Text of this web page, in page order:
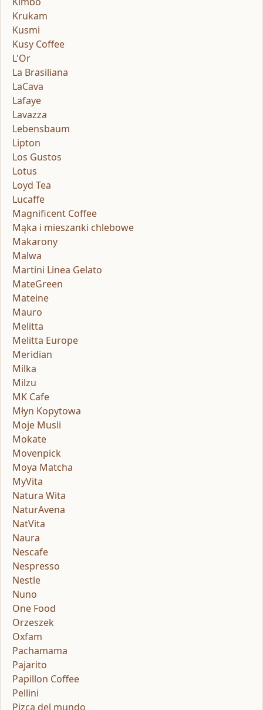
Krukam
Kusmi
Kusy Coffee
L'Or
La Brasiliana
LaCava
Lafaye
Lavazza
Lebensbaum
Lipton
Los Gustos
Lotus
Loyd Tea
Lucaffe
Magnificent Coffee
Mąka i mieszanki chlebowe
Makarony
Malwa
Martini Linea Gelato
MateGreen
Mateine
Mauro
Melitta
Melitta Europe
Meridian
Milka
Milzu
MK Cafe
Młyn Kopytowa
Moje Musli
Mokate
Movenpick
Moya Matcha
MyVita
Natura Wita
NaturAvena
NatVita
Naura
Nescafe
Nespresso
Nestle
Nuno
One Food
Orzeszek
Oxfam
Pachamama
Pajarito
Papillon Coffee
Pellini
Pizca del mundo